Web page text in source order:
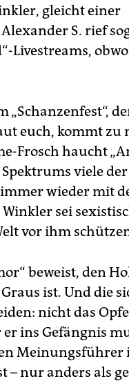
gleicht einer
S. rief
Livestreams,
euch, kommt zu
Frosch haucht
viele
wieder mit
sei
vor ihm
beweist, den
ist. Und die
nicht das
ins Gefängnis
Meinungsführer
– nur anders als